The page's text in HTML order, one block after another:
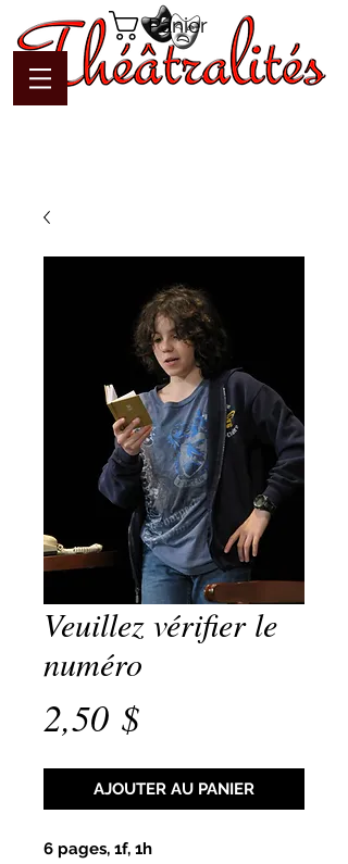
Panier
Veuillez vérifier le
numéro
2,50 $Prix
AJOUTER AU PANIER
6 pages, 1f, 1h